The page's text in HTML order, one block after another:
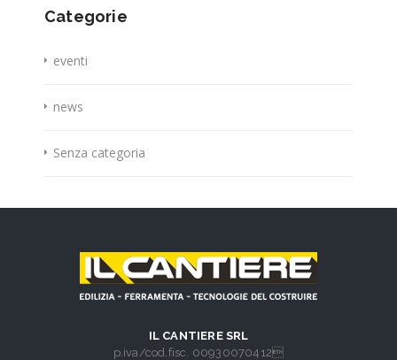
Categorie
eventi
news
Senza categoria
IL CANTIERE SRL
p.iva/cod.fisc. 00930070412